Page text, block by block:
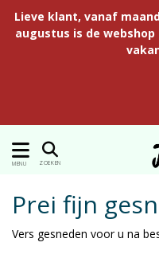
Lieve klant, vanaf
augustus is de
MENU ZOEKEN
Prei fijn
Vers gesneden voor u na